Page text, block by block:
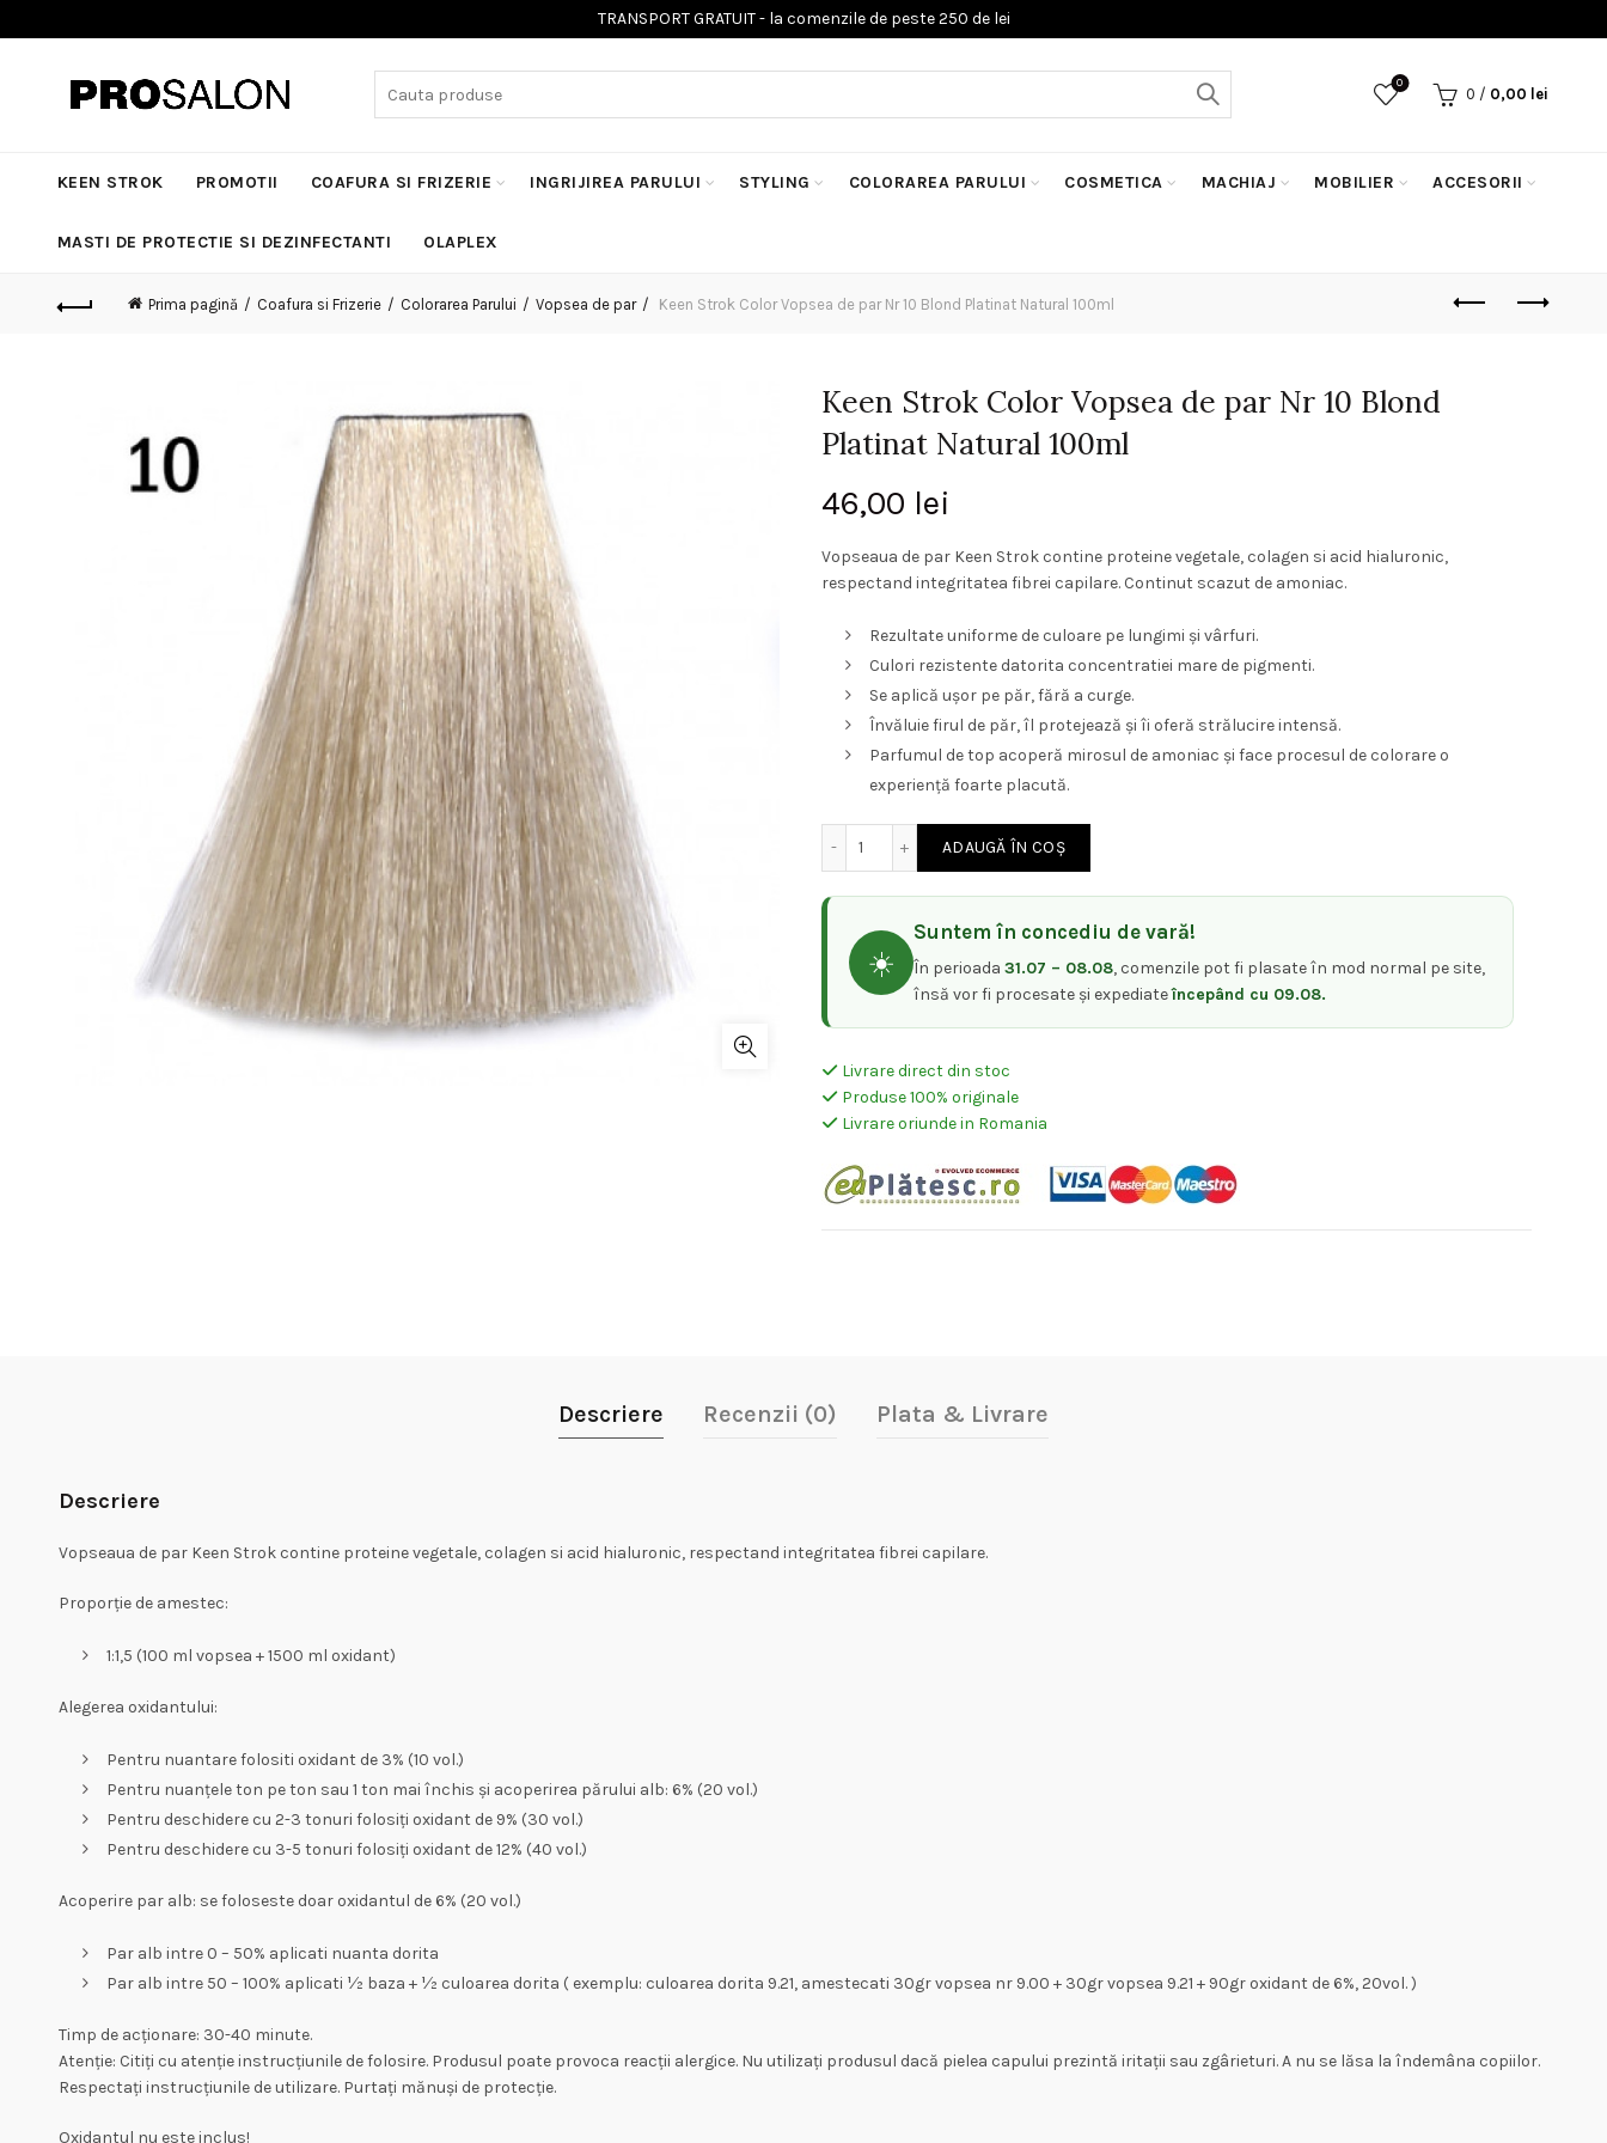
0
0 / 0,00 lei
KEEN STROK PROMOTII COAFURA SI FRIZERIE INGRIJIREA PARULUI STYLING COLORAREA PARULUI COSMETICA MACHIAJ MOBILIER ACCESORII
MASTI DE PROTECTIE SI DEZINFECTANTI OLAPLEX
Prima pagină Coafura si Frizerie Colorarea Parului Vopsea de par Keen Strok Color Vopsea de par Nr 10 Blond Platinat Natural 100ml
Keen Strok Color Vopsea de par Nr 10 Blond
Platinat Natural 100ml
46,00 lei
Vopseaua de par Keen Strok contine proteine vegetale, colagen si acid hialuronic,
respectand integritatea fibrei capilare. Continut scazut de amoniac.
Rezultate uniforme de culoare pe lungimi și vârfuri.
Culori rezistente datorita concentratiei mare de pigmenti.
Se aplică ușor pe păr, fără a curge.
Învăluie firul de păr, îl protejează și îi oferă strălucire intensă.
Parfumul de top acoperă mirosul de amoniac și face procesul de colorare o
experiență foarte placută.
Cantitate Keen Strok Color Vopsea de par Nr 10 Blond Platinat Natural 100ml
ADAUGĂ ÎN COȘ
☀️
Suntem în concediu de vară!
În perioada 31.07 – 08.08, comenzile pot fi plasate în mod normal pe site,
însă vor fi procesate și expediateîncepând cu 09.08.
Livrare direct din stoc
Produse 100% originale
Livrare oriunde in Romania
Descriere Recenzii (0) Plata & Livrare
Descriere
Vopseaua de par Keen Strok contine proteine vegetale, colagen si acid hialuronic, respectand integritatea fibrei capilare.
Proporție de amestec:
1:1,5 (100 ml vopsea + 1500 ml oxidant)
Alegerea oxidantului:
Pentru nuantare folositi oxidant de 3% (10 vol.)
Pentru nuanțele ton pe ton sau 1 ton mai închis și acoperirea părului alb: 6% (20 vol.)
Pentru deschidere cu 2-3 tonuri folosiți oxidant de 9% (30 vol.)
Pentru deschidere cu 3-5 tonuri folosiți oxidant de 12% (40 vol.)
Acoperire par alb: se foloseste doar oxidantul de 6% (20 vol.)
Par alb intre 0 – 50% aplicati nuanta dorita
Par alb intre 50 – 100% aplicati ½ baza + ½ culoarea dorita ( exemplu: culoarea dorita 9.21, amestecati 30gr vopsea nr 9.00 + 30gr vopsea 9.21 + 90gr oxidant de 6%, 20vol. )
Timp de acționare: 30-40 minute.
Atenție: Citiți cu atenție instrucțiunile de folosire. Produsul poate provoca reacții alergice. Nu utilizați produsul dacă pielea capului prezintă iritații sau zgârieturi. A nu se lăsa la îndemâna copiilor.
Respectați instrucțiunile de utilizare. Purtați mănuși de protecție.
Oxidantul nu este inclus!